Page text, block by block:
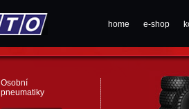
home e-shop
Osobní
pneumatiky